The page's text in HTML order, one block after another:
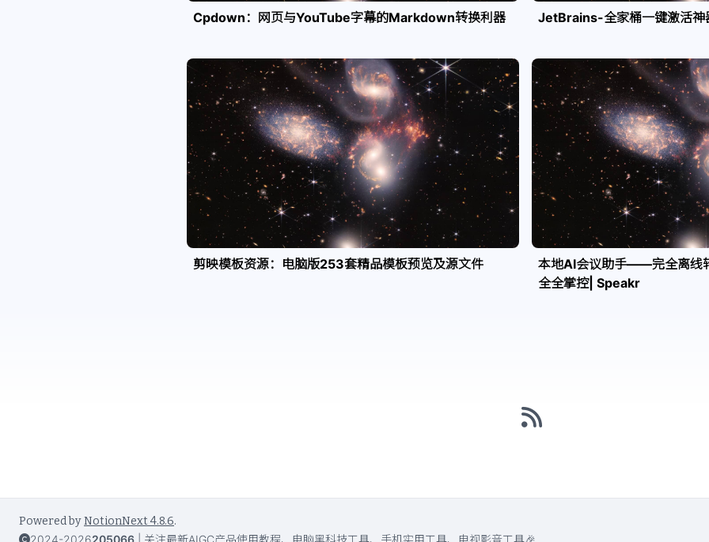
Cpdown：网页与YouTube字幕的Markdown转换利器 JetBrains-全家桶一键激活神
剪映模板资源：电脑版253套精品模板预览及源文件
本地AI会议助手——完全离线
全全掌控| Speakr
Powered by NotionNext 4.8.6.
2024-2026205066 关注最新AIGC产品使用教程、电脑黑科技工具、手机实用工具、电视影音工具🎉